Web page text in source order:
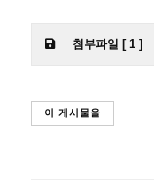
첨부파일 [ 1 ]
이 게시물을